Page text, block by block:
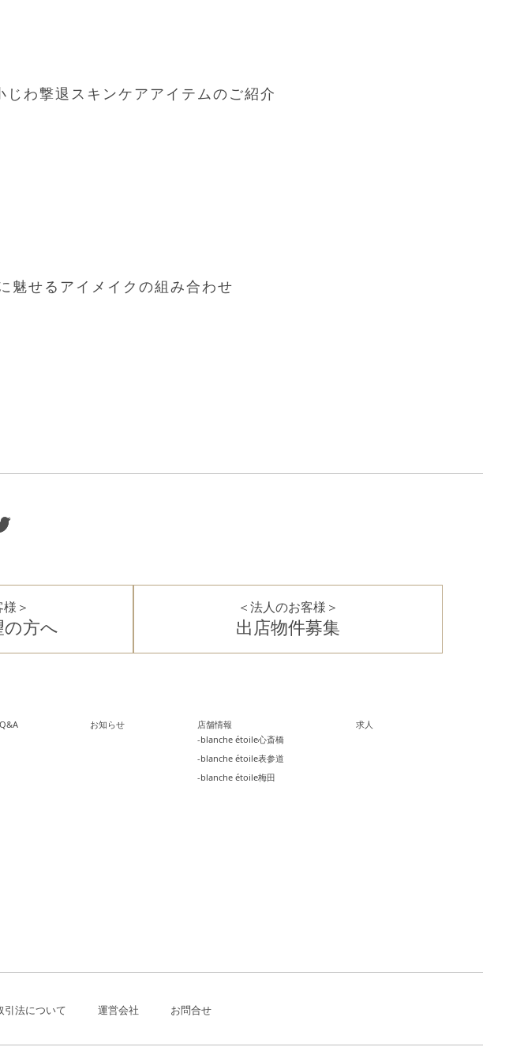
わ撃退スキンケアアイテムのご紹介
魅せるアイメイクの組み合わせ
＞
方へ
＜法人のお客様＞
出店物件募集
Q&A お知らせ
店舗情報
-blanche étoile心斎橋
-blanche étoile表参道
-blanche étoile梅田
求人
引法について 運営会社 お問合せ